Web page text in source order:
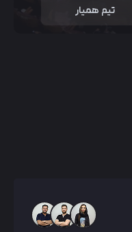
تیم همیار